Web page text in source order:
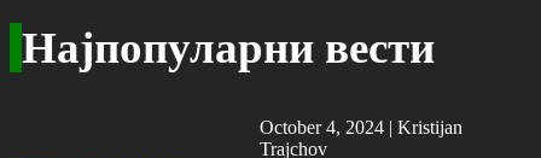
Најпопуларни вести
October 4, 2024 |Kristijan
Trajchov